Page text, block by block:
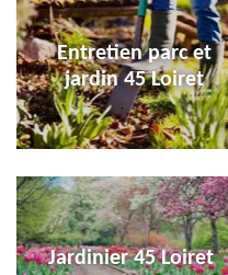
Entretien parc et
jardin 45 Loiret
Jardinier 45 Loiret